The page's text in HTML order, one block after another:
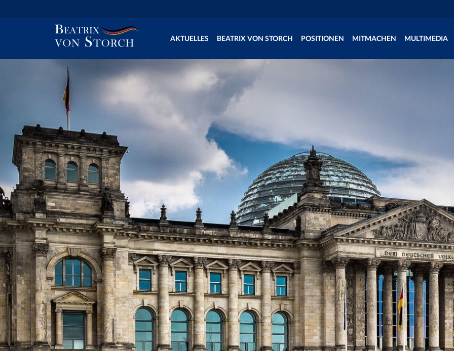
AKTUELLES BEATRIX VON STORCH POSITIONEN MITMACHEN MULTIMEDIA